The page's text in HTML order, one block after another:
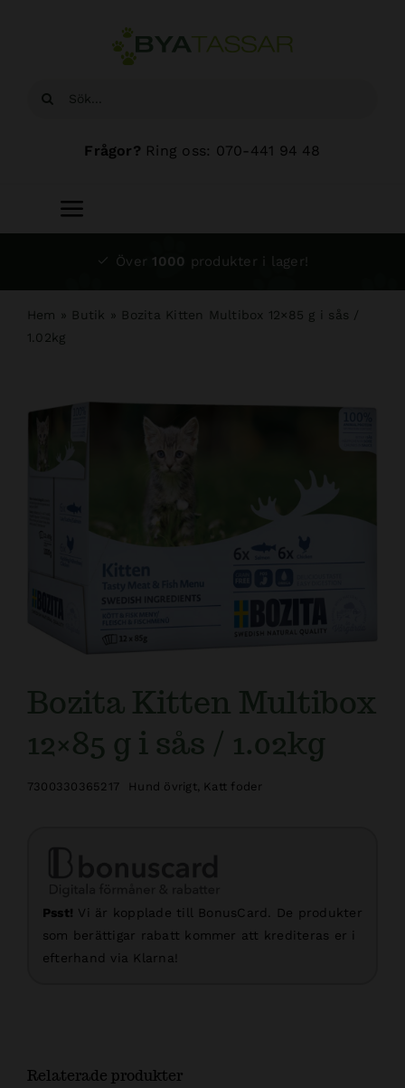
Sök
Frågor? Ring oss: 070-441 94 48
Toggle
Navigation
Hundsalong
Över 1000 produkter i lager!
Hem » Butik » Bozita Kitten Multibox 12×85 g i sås /
1.02kg
Bozita Kitten Multibox
12×85 g i sås / 1.02kg
7300330365217 Hund övrigt Katt foder
Psst! Vi är kopplade till BonusCard. De produkter
som berättigar rabatt kommer att krediteras er i
efterhand via Klarna!
Relaterade produkter